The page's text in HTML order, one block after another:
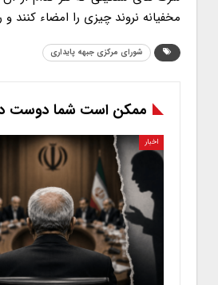
مخفیانه نروند چیزی را امضاء کنند
شورای مرکزی جبهه پایداری
ممکن است شما دوست
اخبار